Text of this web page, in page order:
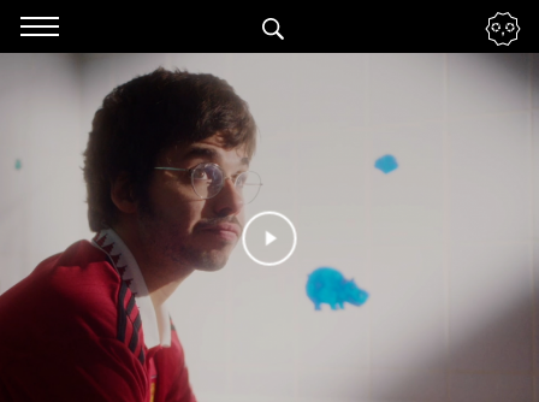
Accéder
navigation
Renseigner
mots
clés